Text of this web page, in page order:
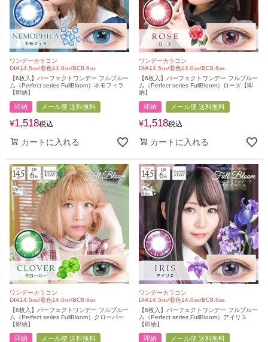
ワンデーカラコン
DIA14.5㎜/着色14.0㎜/BC8.6㎜
【6枚入】パーフェクトワンデー フルブルー
ム（Perfect series FullBloom）ネモフィラ
【即納】
即納 メール便 送料無料
¥1,518税込
カートに入れる
ワンデーカラコン
DIA14.5㎜/着色14.0㎜/BC8.6㎜
【6枚入】パーフェクトワンデー フルブルー
ム（Perfect series FullBloom）ローズ【即
納】
即納 メール便 送料無料
¥1,518税込
カートに入れる
ワンデーカラコン
DIA14.5㎜/着色14.0㎜/BC8.6㎜
【6枚入】パーフェクトワンデー フルブルー
ム（Perfect series FullBloom）クローバー
【即納】
即納 メール便 送料無料
ワンデーカラコン
DIA14.5㎜/着色14.0㎜/BC8.6㎜
【6枚入】パーフェクトワンデー フルブルー
ム（Perfect series FullBloom）アイリス
【即納】
即納 メール便 送料無料